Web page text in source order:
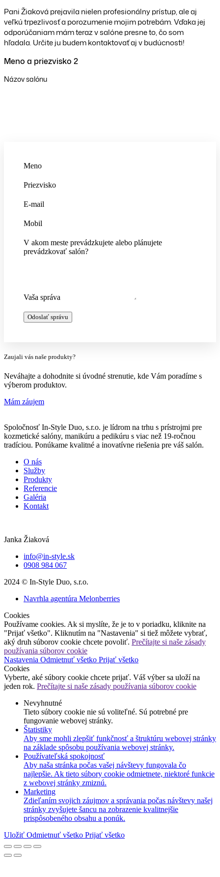
Pani Žiaková prejavila nielen profesionálny prístup, ale aj
veľkú trpezlivosť a porozumenie mojim potrebám. Vďaka jej
odporúčaniam mám teraz v salóne presne to, čo som
hľadala. Určite ju budem kontaktovať aj v budúcnosti!
Meno a priezvisko 2
Názov salónu
Meno
Priezvisko
E-mail
Mobil
V akom meste prevádzkujete alebo plánujete
prevádzkovať salón?
Vaša správa
Odoslať správu
Zaujali vás naše produkty?
Neváhajte a dohodnite si úvodné strenutie, kde Vám poradíme s
výberom produktov.
Mám záujem
Spoločnosť In-Style Duo, s.r.o. je lídrom na trhu s prístrojmi pre
kozmetické salóny, manikúru a pedikúru s viac než 19-ročnou
tradíciou. Ponúkame kvalitné a inovatívne riešenia pre váš salón.
O nás
Služby
Produkty
Referencie
Galéria
Kontakt
Janka Žiaková
info@in-style.sk
0908 984 067
2024 © In-Style Duo, s.r.o.
Navrhla agentúra Melonberries
Cookies
Používame cookies. Ak si myslíte, že je to v poriadku, kliknite na
"Prijať všetko". Kliknutím na "Nastavenia" si tiež môžete vybrať,
aký druh súborov cookie chcete povoliť. Prečítajte si naše zásady
používania súborov cookie
Nastavenia Odmietnuť všetko Prijať všetko
Cookies
Vyberte, aké súbory cookie chcete prijať. Váš výber sa uloží na
jeden rok. Prečítajte si naše zásady používania súborov cookie
Nevyhnutné
Tieto súbory cookie nie sú voliteľné. Sú potrebné pre
fungovanie webovej stránky.
Štatistiky
Aby sme mohli zlepšiť funkčnosť a štruktúru webovej stránky
na základe spôsobu používania webovej stránky.
Používateľská spokojnosť
Aby naša stránka počas vašej návštevy fungovala čo
najlepšie. Ak tieto súbory cookie odmietnete, niektoré funkcie
z webovej stránky zmiznú.
Marketing
Zdieľaním svojich záujmov a správania počas návštevy našej
stránky zvyšujete šancu na zobrazenie kvalitnejšie
prispôsobeného obsahu a ponúk.
Uložiť Odmietnuť všetko Prijať všetko